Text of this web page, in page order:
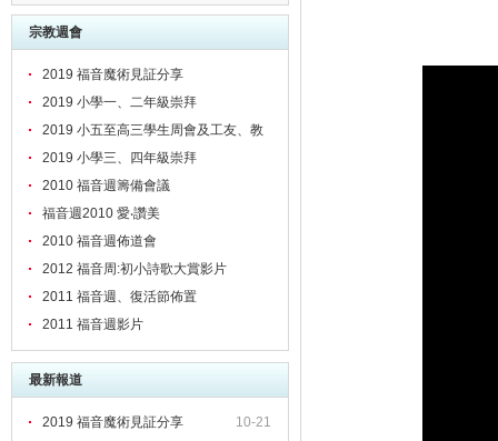
宗教週會
2019 福音魔術見証分享
2019 小學一、二年級崇拜
2019 小五至高三學生周會及工友、教
職員靈修會
2019 小學三、四年級崇拜
2010 福音週籌備會議
福音週2010 愛‧讚美
2010 福音週佈道會
2012 福音周:初小詩歌大賞影片
2011 福音週、復活節佈置
2011 福音週影片
最新報道
10-21
2019 福音魔術見証分享